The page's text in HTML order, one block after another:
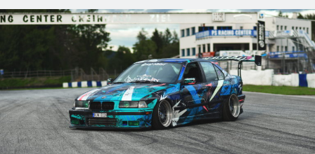
LET
ME
INTRODUCE
THIS
TRACKTOOL